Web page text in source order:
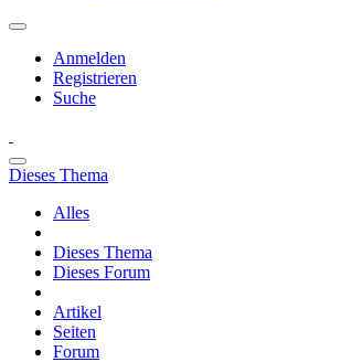
Anmelden
Registrieren
Suche
Dieses Thema
Alles
Dieses Thema
Dieses Forum
Artikel
Seiten
Forum